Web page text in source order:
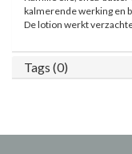
kalmerende werking en
De lotion werkt
Tags (0)